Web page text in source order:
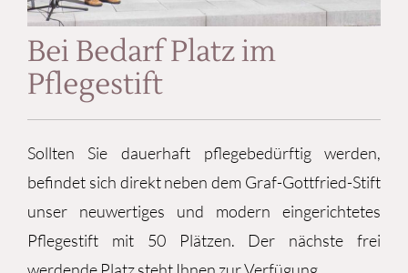
Bei Bedarf Platz im
Pflegestift
Sollten Sie dauerhaft pflegebedürftig werden,
befindet sich direkt neben dem Graf-Gottfried-Stift
unser neuwertiges und modern eingerichtetes
Pflegestift mit 50 Plätzen. Der nächste frei